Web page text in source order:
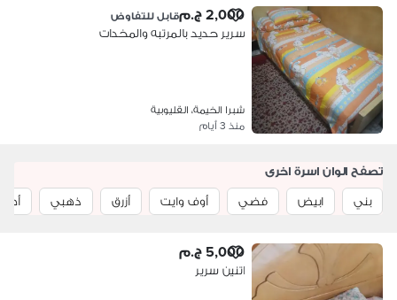
2,000 ج.م قابل للتفاوض
سرير حديد بالمرتبه والمخدات
شبرا الخيمة، القليوبية
منذ 3 أيام
تصفح الوان اسرة اخرى
بني
ابيض فضي أوف وايت أزرق ذهبي
5,000 ج.م
اتنين سرير